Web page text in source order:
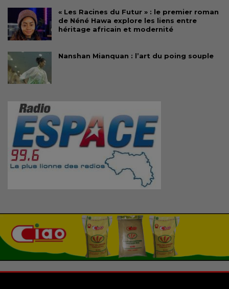
« Les Racines du Futur » : le premier roman
de Néné Hawa explore les liens entre
héritage africain et modernité
Nanshan Mianquan : l’art du poing souple